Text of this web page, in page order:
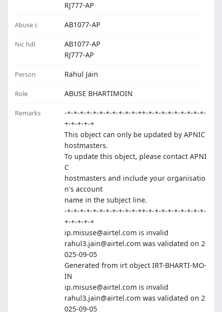
RJ777-AP
Abuse c AB1077-AP
Nic hdl
AB1077-AP
RJ777-AP
Person Rahul Jain
Role ABUSE BHARTIMOIN
Remarks
-+-+-+-+-+-+-+-+-+-+-+-++-+-+-+-+-+-+-+-+-+-
+-+-+-+-+
This object can only be updated by APNIC
hostmasters.
To update this object, please contact APNI
C
hostmasters and include your organisatio
n's account
name in the subject line.
-+-+-+-+-+-+-+-+-+-+-+-++-+-+-+-+-+-+-+-+-+-
+-+-+-+-+
ip.misuse@airtel.com is invalid
rahul3.jain@airtel.com was validated on 2
025-09-05
Generated from irt object IRT-BHARTI-MO-
IN
ip.misuse@airtel.com is invalid
rahul3.jain@airtel.com was validated on 2
025-09-05